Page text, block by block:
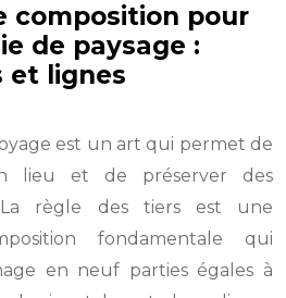
composition pour
de paysage :
et lignes
est un art qui permet de
lieu et de préserver des
La règle des tiers est une
fondamentale qui
en neuf parties égales à